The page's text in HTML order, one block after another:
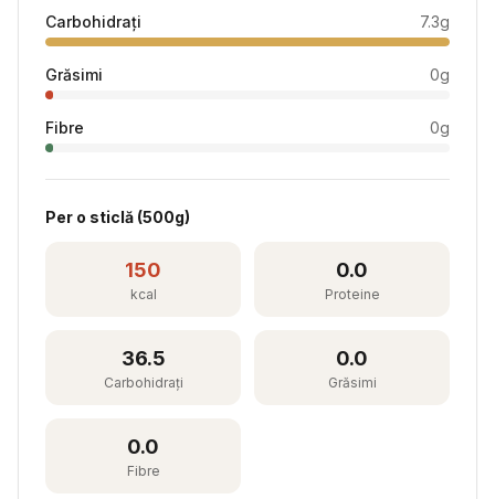
Carbohidrați 7.3g
Grăsimi 0g
Fibre 0g
Per o sticlă (500g)
150
kcal
0.0
Proteine
36.5
Carbohidrați
0.0
Grăsimi
0.0
Fibre